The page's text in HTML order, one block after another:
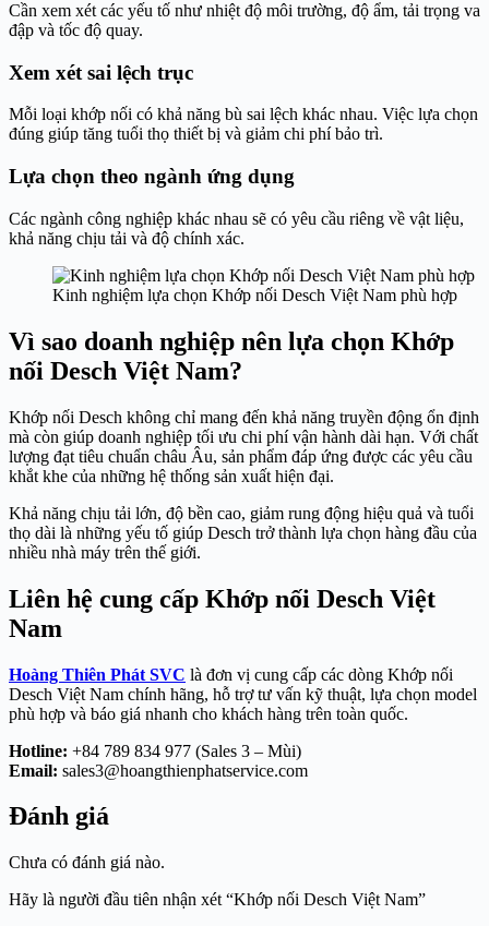
Cần xem xét các yếu tố như nhiệt độ môi trường, độ ẩm, tải trọng va
đập và tốc độ quay.
Xem xét sai lệch trục
Mỗi loại khớp nối có khả năng bù sai lệch khác nhau. Việc lựa chọn
đúng giúp tăng tuổi thọ thiết bị và giảm chi phí bảo trì.
Lựa chọn theo ngành ứng dụng
Các ngành công nghiệp khác nhau sẽ có yêu cầu riêng về vật liệu,
khả năng chịu tải và độ chính xác.
Kinh nghiệm lựa chọn Khớp nối Desch Việt Nam phù hợp
Vì sao doanh nghiệp nên lựa chọn Khớp
nối Desch Việt Nam?
Khớp nối Desch không chỉ mang đến khả năng truyền động ổn định
mà còn giúp doanh nghiệp tối ưu chi phí vận hành dài hạn. Với chất
lượng đạt tiêu chuẩn châu Âu, sản phẩm đáp ứng được các yêu cầu
khắt khe của những hệ thống sản xuất hiện đại.
Khả năng chịu tải lớn, độ bền cao, giảm rung động hiệu quả và tuổi
thọ dài là những yếu tố giúp Desch trở thành lựa chọn hàng đầu của
nhiều nhà máy trên thế giới.
Liên hệ cung cấp Khớp nối Desch Việt
Nam
Hoàng Thiên Phát SVC là đơn vị cung cấp các dòng Khớp nối
Desch Việt Nam chính hãng, hỗ trợ tư vấn kỹ thuật, lựa chọn model
phù hợp và báo giá nhanh cho khách hàng trên toàn quốc.
Hotline: +84 789 834 977 (Sales 3 – Mùi)
Email: sales3@hoangthienphatservice.com
Đánh giá
Chưa có đánh giá nào.
Hãy là người đầu tiên nhận xét “Khớp nối Desch Việt Nam”